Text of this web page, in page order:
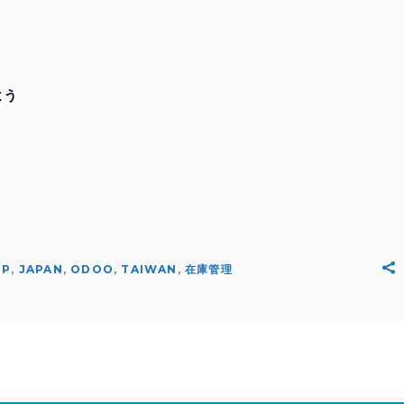
, JAPAN , ODOO , TAIWAN ,在庫管理